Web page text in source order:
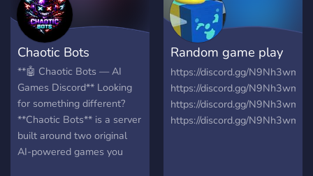
Chaotic Bots
**🤖 Chaotic Bots — AI
Games Discord** Looking
for something different?
**Chaotic Bots** is a server
built around two original
AI-powered games you
Random game play
server
https://discord.gg/N9Nh3wmK
https://discord.gg/N9Nh3wmK
https://discord.gg/N9Nh3wmK
https://discord.gg/N9Nh3wmK